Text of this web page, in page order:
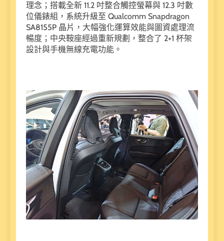
理念；搭載全新 11.2 吋整合觸控螢幕與 12.3 吋數
位儀錶組，系統升級至 Qualcomm Snapdragon
SA8155P 晶片，大幅強化運算效能與圖資處理流
暢度；中央鞍座經過重新規劃，整合了 2+1 杯架
設計與手機無線充電功能。